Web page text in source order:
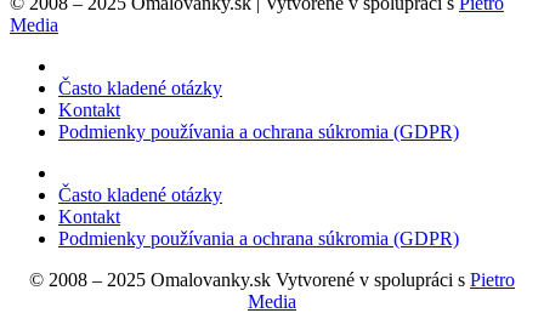
Media
Často kladené otázky
Kontakt
Podmienky používania a ochrana súkromia (GDPR)
Často kladené otázky
Kontakt
Podmienky používania a ochrana súkromia (GDPR)
© 2008 – 2025 Omalovanky.sk Vytvorené v spolupráci s Pietro
Media